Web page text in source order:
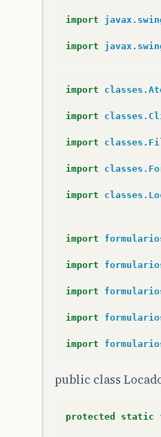
import
import
import
import
import
import
import
import
import
import
import
import
public class
protected static